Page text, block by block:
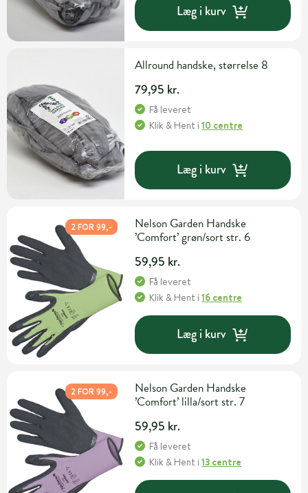
Læg i kurv
Allround handske, størrelse 8
79,95 kr.
Få leveret
Klik & Hent i10 centre
Læg i kurv
2 FOR 99,-
Nelson Garden Handske
’Comfort’ grøn/sort str. 6
59,95 kr.
Få leveret
Klik & Hent i16 centre
Læg i kurv
2 FOR 99,-
Nelson Garden Handske
’Comfort’ lilla/sort str. 7
59,95 kr.
Få leveret
Klik & Hent i13 centre